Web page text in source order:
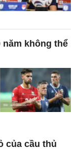
không thể
của cầu thủ